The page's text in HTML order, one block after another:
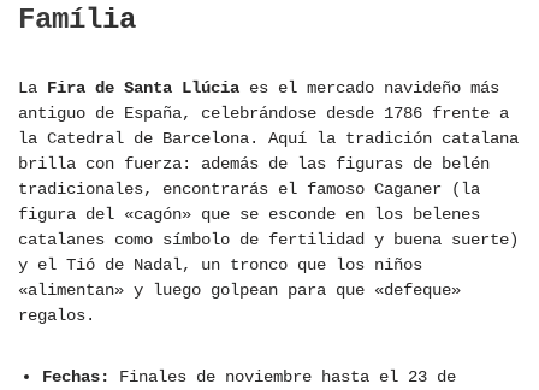
Família
La Fira de Santa Llúcia es el mercado navideño más
antiguo de España, celebrándose desde 1786 frente a
la Catedral de Barcelona. Aquí la tradición catalana
brilla con fuerza: además de las figuras de belén
tradicionales, encontrarás el famoso Caganer (la
figura del «cagón» que se esconde en los belenes
catalanes como símbolo de fertilidad y buena suerte)
y el Tió de Nadal, un tronco que los niños
«alimentan» y luego golpean para que «defeque»
regalos.
Fechas:
Finales de noviembre hasta el 23 de